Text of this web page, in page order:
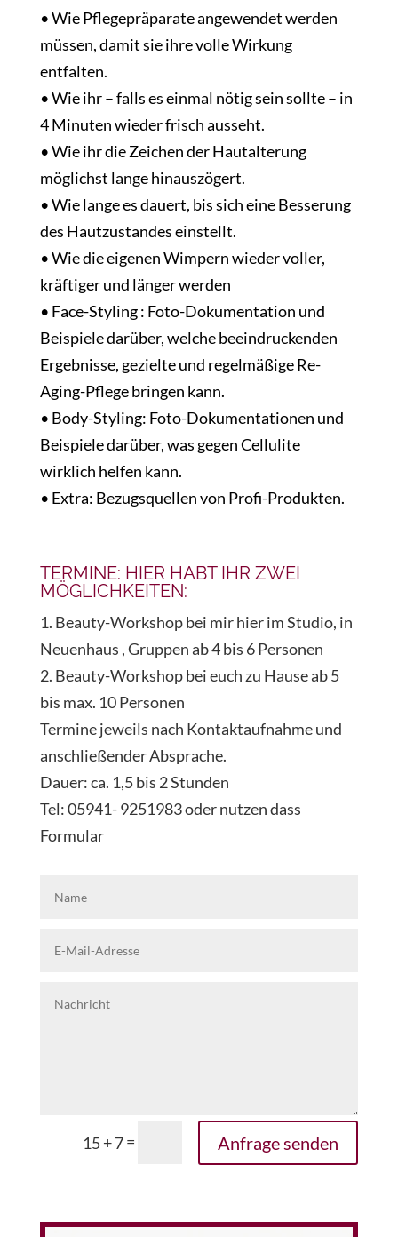
• Wie Pflegepräparate angewendet werden
müssen, damit sie ihre volle Wirkung
entfalten.
• Wie ihr – falls es einmal nötig sein sollte – in
4 Minuten wieder frisch ausseht.
• Wie ihr die Zeichen der Hautalterung
möglichst lange hinauszögert.
• Wie lange es dauert, bis sich eine Besserung
des Hautzustandes einstellt.
• Wie die eigenen Wimpern wieder voller,
kräftiger und länger werden
• Face-Styling : Foto-Dokumentation und
Beispiele darüber, welche beeindruckenden
Ergebnisse, gezielte und regelmäßige Re-
Aging-Pflege bringen kann.
• Body-Styling: Foto-Dokumentationen und
Beispiele darüber, was gegen Cellulite
wirklich helfen kann.
• Extra: Bezugsquellen von Profi-Produkten.
TERMINE: HIER HABT IHR ZWEI
MÖGLICHKEITEN:
1. Beauty-Workshop bei mir hier im Studio, in
Neuenhaus , Gruppen ab 4 bis 6 Personen
2. Beauty-Workshop bei euch zu Hause ab 5
bis max. 10 Personen
Termine jeweils nach Kontaktaufnahme und
anschließender Absprache.
Dauer: ca. 1,5 bis 2 Stunden
Tel: 05941- 9251983 oder nutzen dass
Formular
15 + 7= Anfrage senden